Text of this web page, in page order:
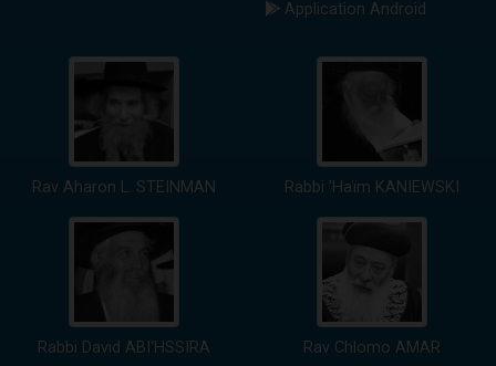
Application Android
Rav Aharon L. STEINMAN Rabbi 'Haïm KANIEWSKI
Rabbi David ABI'HSSIRA Rav Chlomo AMAR